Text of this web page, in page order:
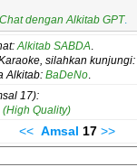
Chat dengan Alkitab GPT
Alkitab SABDA
silahkan kunjungi:
Alkitab: BaDeNo
17):
(High Quality)
<< Amsal 17 >>